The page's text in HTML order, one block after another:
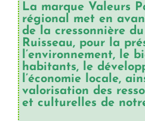
La marque Valeurs
régional met en
de la cressonnière
Ruisseau, pour la
l’environnement, le
habitants, le
l’économie locale,
valorisation des
et culturelles de